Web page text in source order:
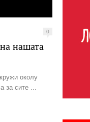
0
нашата
околу
за сите ...